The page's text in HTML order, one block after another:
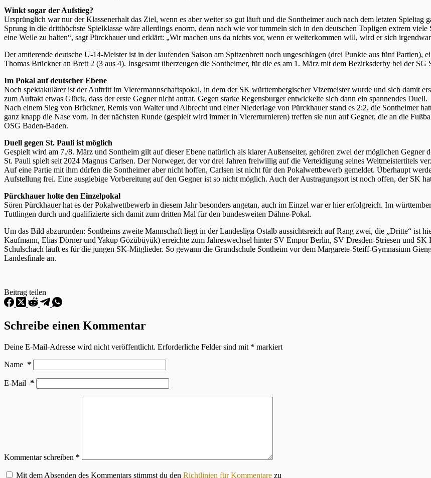
Winkt sogar der Aufstieg?
Ursprünglich war nur der Klassenerhalt das Ziel, wenn es aber weiter so gut läuft und die Sontheimer auch nach dem letzten
Sprung in die dritthöchste Spielklasse wäre allerdings enorm, denn nach wie vor tummeln sich in den deutschen Topligen extrem
eine Weile zu halten“, sagt Pürckhauer und erklärt: „Wir machen uns da nichts vor, wenn er weiterkommen will, wird er sich
Der amtierende deutsche U-14-Meister ist in der laufenden Saison am Spitzenbrett noch ungeschlagen (drei Punkte aus fünf Partien),
Thomas Brückner an Brett 2 (3 aus 4). Insgesamt überzeugen die Sontheimer, für die es am 1. März mit dem Bezirksderby bei der
Im Pokal auf deutscher Ebene
Noch spektakulärer ist der Auftritt im Vierermannschaftspokal, in dem der SK württembergischer Vizemeister wurde und sich damit
zum Auftakt etwas Glück, dass der erste Gegner nicht antrat. Gegen starke Regensburger entwickelte sich dann ein spannendes Duell.
Nach einem Sieg von Brückner, Remis von Walter und Albrecht und einer Niederlage von Pürckhauer stand es 2:2, die Sontheimer
ganz knapp die Nase vorn. In der nächsten Runde (gespielt wird immer in Viererturnieren) treffen sie nun auf Gegner, die an die
OSG Baden-Baden.
Duell gegen St. Pauli ist möglich
Gespielt wird am 7./8. März und Sontheim gilt auf dieser Ebene natürlich als klarer Außenseiter, gehören zwei der möglichen Gegner
St. Pauli spielt seit 2024 Magnus Carlsen. Der Norweger, der vor drei Jahren freiwillig auf die Verteidigung seines Weltmeistertitels
Auf eine Partie mit ihm dürfen die Sontheimer aber nicht hoffen, Carlsen ist nicht für den Pokalwettbewerb gemeldet. Überhaupt
Aufstellung frei. Eine ausgiebige Vorbereitung auf den Gegner ist so nicht möglich. Auch der Austragungsort ist noch offen, der SK
Pürckhauer holte den Einzelpokal
Sören Pürckhauer hat es der Pokalwettbewerb in diesem Jahr besonders angetan, auch im Einzel war er hier erfolgreich. Im
Tuttlingen durch und qualifizierte sich damit zum dritten Mal für den bundesweiten Dähne-Pokal.
Um das Bild abzurunden: Sontheims zweite Mannschaft liegt in der Landesliga Ostalb aussichtsreich auf Rang zwei, die „Dritte“ ist
Kaufmann, Elias Dörner und Yakup Gözübüyük) erreichte zum Jahreswechsel hinter SV Empor Berlin, SV Dresden-Striesen und
Schulschach läuft es für die jungen SK-Mitglieder. So gewann die Grundschule Sontheim vor dem Margarete-Steiff-Gymnasium
Landesfinale an.
Beitrag teilen
Schreibe einen Kommentar
Deine E-Mail-Adresse wird nicht veröffentlicht. Erforderliche Felder sind mit * markiert
Name *
E-Mail *
Kommentar schreiben *
Mit dem Absenden des Kommentars stimmst du den Richtlinien für Kommentare zu